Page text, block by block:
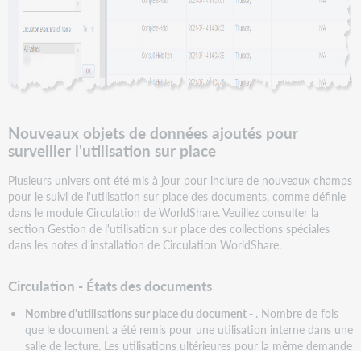
Aide
et
documentation
Nouveaux objets de données ajoutés pour
surveiller l'utilisation sur place
Plusieurs univers ont été mis à jour pour inclure de nouveaux champs
pour le suivi de l'utilisation sur place des documents, comme définie
dans le module Circulation de WorldShare. Veuillez consulter la
section Gestion de l'utilisation sur place des collections spéciales
dans les notes d'installation de Circulation WorldShare.
Circulation - États des documents
Nombre d'utilisations sur place du document- . Nombre de fois
que le document a été remis pour une utilisation interne dans une
salle de lecture. Les utilisations ultérieures pour la même demande